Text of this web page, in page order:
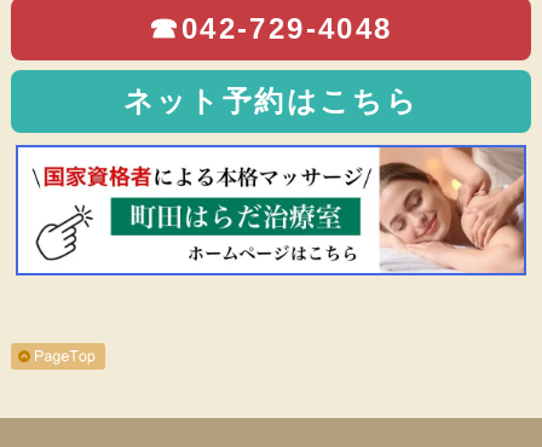
☎042-729-4048
ネット予約はこちら